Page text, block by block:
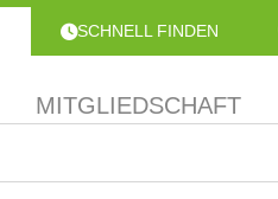
SCHNELL FINDEN
MITGLIEDSCHAFT